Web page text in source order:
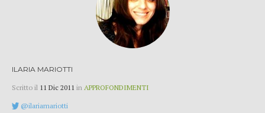
ILARIA MARIOTTI
Scritto il 11 Dic 2011 in APPROFONDIMENTI
@ilariamariotti